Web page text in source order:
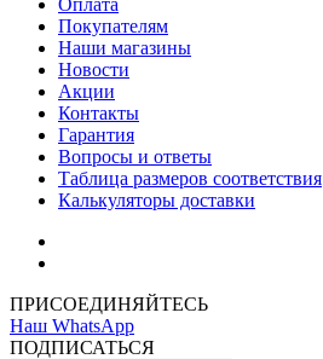
Оплата
Покупателям
Наши магазины
Новости
Акции
Контакты
Гарантия
Вопросы и ответы
Таблица размеров соответствия
Калькуляторы доставки
ПРИСОЕДИНЯЙТЕСЬ
Наш WhatsApp
ПОДПИСАТЬСЯ